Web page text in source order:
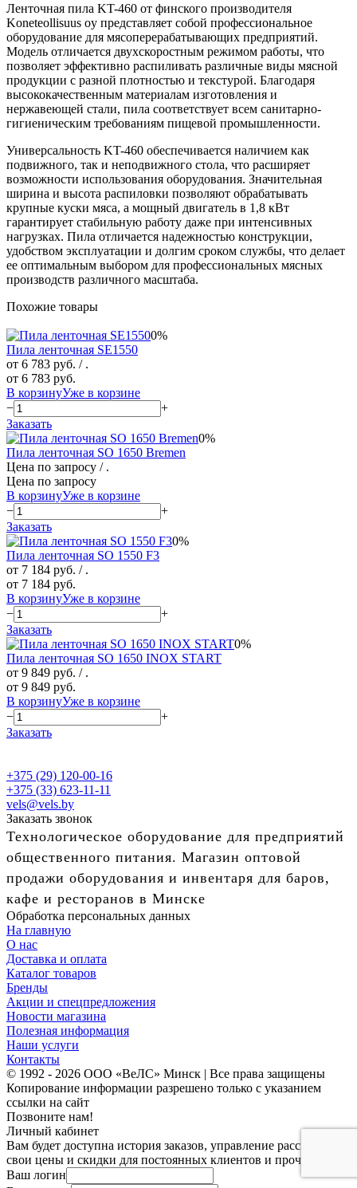
Ленточная пила KT-460 от финского производителя
Koneteollisuus oy представляет собой профессиональное
оборудование для мясоперерабатывающих предприятий.
Модель отличается двухскоростным режимом работы, что
позволяет эффективно распиливать различные виды мясной
продукции с разной плотностью и текстурой. Благодаря
высококачественным материалам изготовления и
нержавеющей стали, пила соответствует всем санитарно-
гигиеническим требованиям пищевой промышленности.
Универсальность KT-460 обеспечивается наличием как
подвижного, так и неподвижного стола, что расширяет
возможности использования оборудования. Значительная
ширина и высота распиловки позволяют обрабатывать
крупные куски мяса, а мощный двигатель в 1,8 кВт
гарантирует стабильную работу даже при интенсивных
нагрузках. Пила отличается надежностью конструкции,
удобством эксплуатации и долгим сроком службы, что делает
ее оптимальным выбором для профессиональных мясных
производств различного масштаба.
Похожие товары
0%
Пила ленточная SE1550
от 6 783 руб. / .
от 6 783 руб.
В корзинуУже в корзине
−
+
Заказать
0%
Пила ленточная SO 1650 Bremen
Цена по запросу / .
Цена по запросу
В корзинуУже в корзине
−
+
Заказать
0%
Пила ленточная SO 1550 F3
от 7 184 руб. / .
от 7 184 руб.
В корзинуУже в корзине
−
+
Заказать
0%
Пила ленточная SO 1650 INOX START
от 9 849 руб. / .
от 9 849 руб.
В корзинуУже в корзине
−
+
Заказать
+375 (29) 120-00-16
+375 (33) 623-11-11
vels@vels.by
Заказать звонок
Технологическое оборудование для предприятий
общественного питания. Магазин оптовой
продажи оборудования и инвентаря для баров,
кафе и ресторанов в Минске
Обработка персональных данных
На главную
О нас
Доставка и оплата
Каталог товаров
Бренды
Акции и спецпредложения
Новости магазина
Полезная информация
Наши услуги
Контакты
© 1992 - 2026 ООО «ВеЛС» Минск | Все права защищены
Копирование информации разрешено только с указанием
ссылки на сайт
Позвоните нам!
Личный кабинет
Вам будет доступна история заказов, управление рассылками,
свои цены и скидки для постоянных клиентов и прочее.
Ваш логин